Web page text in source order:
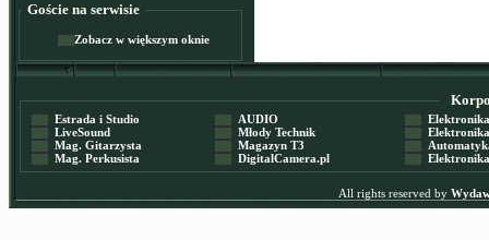
Goście na serwisie
Zobacz w większym oknie
Estrada i Studio
LiveSound
Mag. Gitarzysta
Mag. Perkusista
AUDIO
Młody Technik
Magazyn T3
DigitalCamera.pl
Elektronika
Elektronika
Automatyka
Elektronika
All rights reserved by